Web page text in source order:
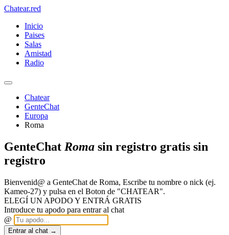
Chatear.red
Inicio
Paises
Salas
Amistad
Radio
Chatear
GenteChat
Europa
Roma
GenteChat Roma sin registro gratis sin
registro
Bienvenid@ a GenteChat de Roma, Escribe tu nombre o nick (ej.
Kameo-27) y pulsa en el Boton de "CHATEAR".
ELEGÍ UN APODO Y ENTRÁ GRATIS
Introduce tu apodo para entrar al chat
@
Entrar al chat →